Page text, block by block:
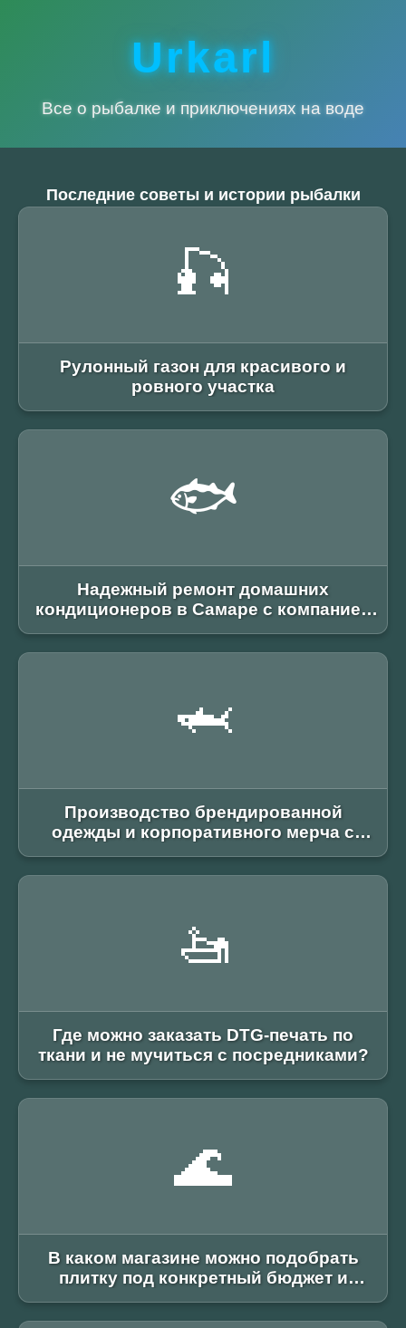
Urkarl
Все о рыбалке и приключениях на воде
Последние советы и истории рыбалки
🎣
Рулонный газон для красивого и
ровного участка
🐟
Надежный ремонт домашних
кондиционеров в Самаре с компанией
«Конд-Ремонт»
🦈
Производство брендированной
одежды и корпоративного мерча с
компанией MerchOne
🚤
Где можно заказать DTG-печать по
ткани и не мучиться с посредниками?
🌊
В каком магазине можно подобрать
плитку под конкретный бюджет и
метраж?